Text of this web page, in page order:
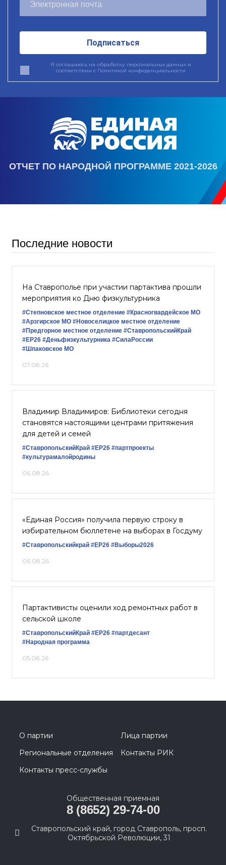
Подписаться
Я соглашаюсь на обработку персональных данных в
соответствии с Политикой конфиденциальности
ОТЧЕТ ПО НАРОДНОЙ ПРОГРАММЕ 2021-2026
Последние новости
На Ставрополье при участии партактива прошли
мероприятия ко Дню физкультурника
#Степновское местное отделение #Красногвардейское МО
#Арзгирское МО #Новоселицкое местное отделение
#Предгорное местное отделение #СтавропольскийКрай
#ЕР26 #Деньфизкультурника #СилаРоссии
#Шпаковское МО
07.08.26
Владимир Владимиров: Библиотеки сегодня
становятся настоящими центрами притяжения
для детей и семей
#СтавропольскийКрай #ЕР26 #партпроекты
#культурамалойродины
06.08.26
«Единая Россия» получила первую строку в
избирательном бюллетене на выборах в Госдуму
#Ставропольскийкрай #ЕР26 #Выборы2026
06.08.26
Партактивисты оценили ход ремонтных работ в
сельской школе
#СтавропольскийКрай #ЕР26 #партдесант
#Народная программа
05.08.26
О партии
Лица партии
Региональные отделения
Контакты РИК
Контакты пресс-службы
Общественная приемная
8 (8652) 29-74-00
Ставропольский край, город Ставрополь, просп.
Октябрьской Революции, 31